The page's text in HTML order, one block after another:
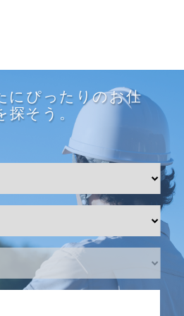
にぴったりのお仕
探そう。